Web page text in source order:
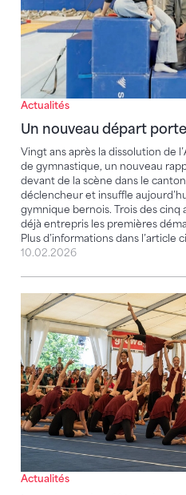
Actualités
Un nouveau départ
Vingt ans après la dissolution de
de gymnastique, un nouveau
devant de la scène dans le
déclencheur et insuffle
gymnique bernois. Trois des cinq
déjà entrepris les premières
Plus d’informations dans l’article
10.02.2026
Actualités
La saison des fêtes de